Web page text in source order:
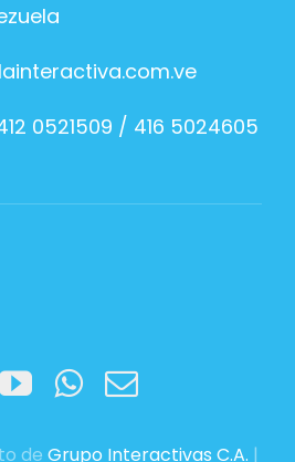
0521509 / 416 5024605
de Grupo Interactivas C.A. |